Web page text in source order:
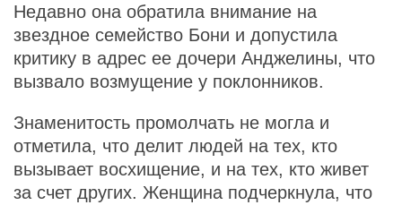
Недавно она обратила внимание на
звездное семейство Бони и допустила
критику в адрес ее дочери Анджелины, что
вызвало возмущение у поклонников.
Знаменитость промолчать не могла и
отметила, что делит людей на тех, кто
вызывает восхищение, и на тех, кто живет
за счет других. Женщина подчеркнула, что